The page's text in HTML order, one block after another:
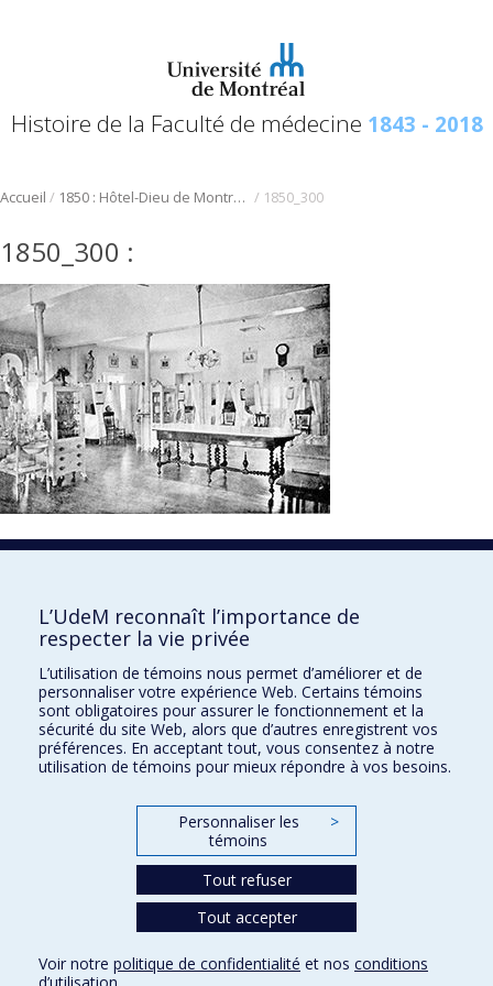
Histoire de la Faculté de médecine 1843 - 2018
Accueil / 1850 : Hôtel-Dieu de Montréal, début d’une longue affiliation / 1850_300
1850_300 :
1850
À propos
Conditions d’utilisation
L’UdeM reconnaît l’importance de
respecter la vie privée
L’utilisation de témoins nous permet d’améliorer et de
personnaliser votre expérience Web. Certains témoins
sont obligatoires pour assurer le fonctionnement et la
sécurité du site Web, alors que d’autres enregistrent vos
préférences. En acceptant tout, vous consentez à notre
utilisation de témoins pour mieux répondre à vos besoins.
Personnaliser les
témoins
>
Tout refuser
Tout accepter
Voir notre politique de confidentialité et nos conditions